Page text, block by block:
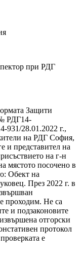
при РДГ
Защити
РДГ14-
931/28.01.2022 г.,
на РДГ София,
и представител на
на г-н
мястото посочено в
Обект на
През 2022 г. в
проходим. Не са
и подзаконовите
отгорски
протокол
е